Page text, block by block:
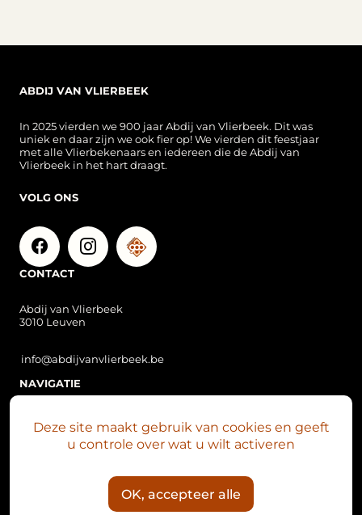
ABDIJ VAN VLIERBEEK
In 2025 vierden we 900 jaar Abdij van Vlierbeek. Dit was
uniek en daar zijn we ook fier op! We vierden dit feestjaar
met alle Vlierbekenaars en iedereen die de Abdij van
Vlierbeek in het hart draagt.
VOLG ONS
CONTACT
Abdij van Vlierbeek
3010 Leuven
info@abdijvanvlierbeek.be
NAVIGATIE
Vlierbeek nu
Het Mariaklokkenspel
Deze site maakt gebruik van cookies en geeft
u controle over wat u wilt activeren
OK, accepteer alle